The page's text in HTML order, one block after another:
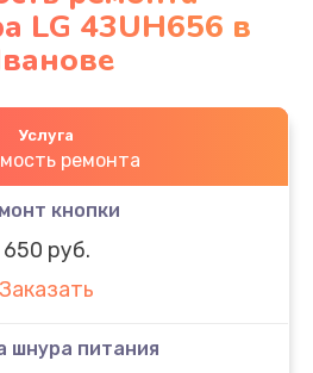
LG 43UH656 в
Услуга
ремонта
кнопки
650 руб.
Заказать
шнура питания